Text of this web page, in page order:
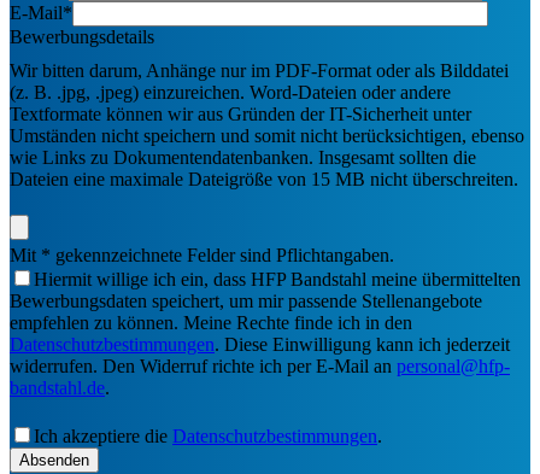
E-Mail*
Bewerbungsdetails
Wir bitten darum, Anhänge nur im PDF-Format oder als Bilddatei
(z. B. .jpg, .jpeg) einzureichen. Word-Dateien oder andere
Textformate können wir aus Gründen der IT-Sicherheit unter
Umständen nicht speichern und somit nicht berücksichtigen, ebenso
wie Links zu Dokumentendatenbanken. Insgesamt sollten die
Dateien eine maximale Dateigröße von 15 MB nicht überschreiten.
Mit * gekennzeichnete Felder sind Pflichtangaben.
Hiermit willige ich ein, dass HFP Bandstahl meine übermittelten
Bewerbungsdaten speichert, um mir passende Stellenangebote
empfehlen zu können. Meine Rechte finde ich in den
Datenschutzbestimmungen. Diese Einwilligung kann ich jederzeit
widerrufen. Den Widerruf richte ich per E-Mail an personal@hfp-
bandstahl.de.
Ich akzeptiere die Datenschutzbestimmungen.
Absenden